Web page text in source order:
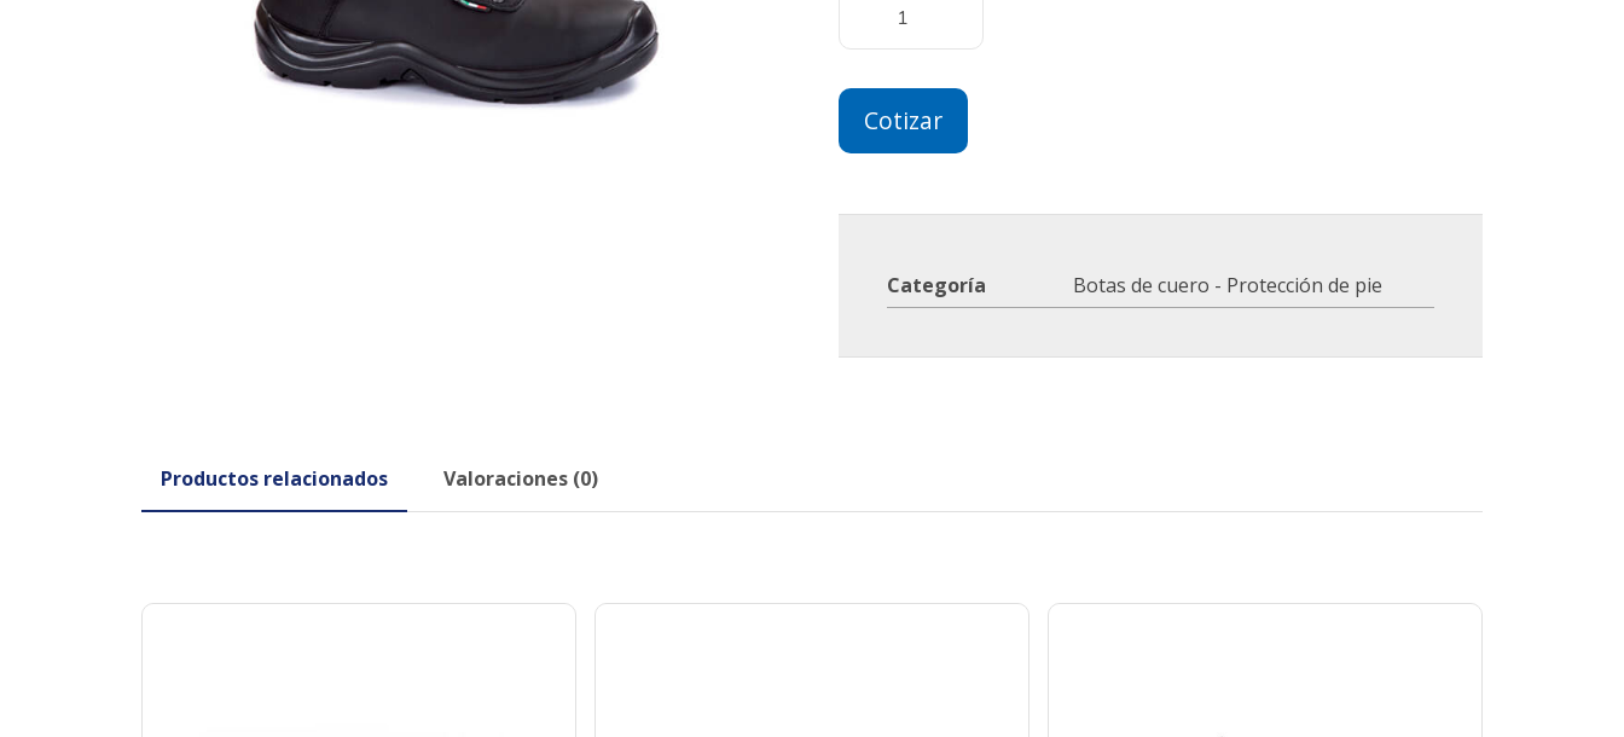
Cotizar
Categoría Botas de cuero - Protección de pie
Productos relacionados Valoraciones (0)